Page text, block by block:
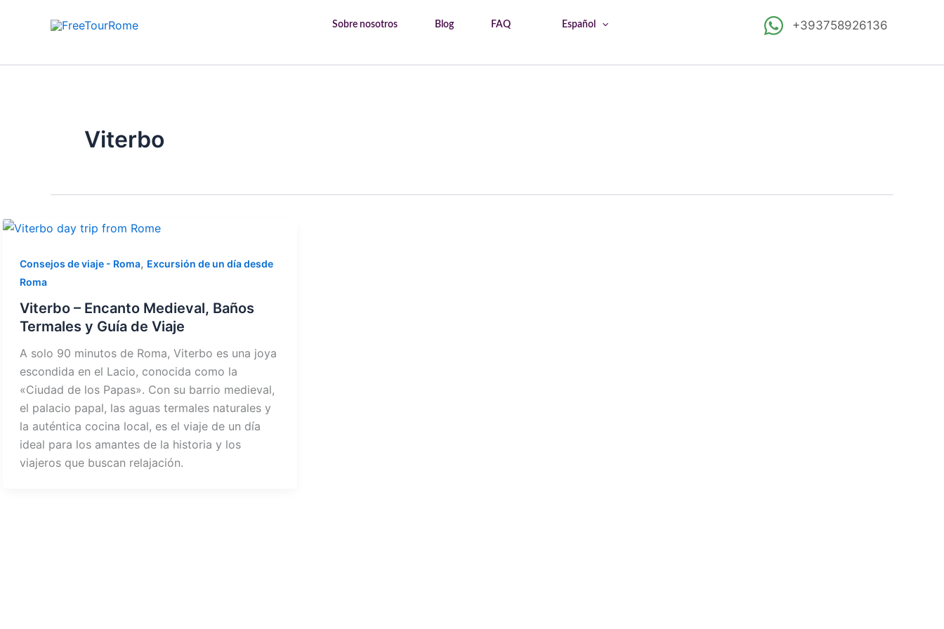
Sobre nosotros Blog FAQ Español +393758926136
Viterbo
Consejos de viaje - Roma, Excursión de un día desde
Roma
Viterbo – Encanto Medieval, Baños
Termales y Guía de Viaje
A solo 90 minutos de Roma, Viterbo es una joya
escondida en el Lacio, conocida como la
«Ciudad de los Papas». Con su barrio medieval,
el palacio papal, las aguas termales naturales y
la auténtica cocina local, es el viaje de un día
ideal para los amantes de la historia y los
viajeros que buscan relajación.